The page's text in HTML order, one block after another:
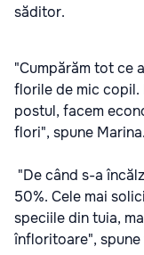
săditor.
"Cumpărăm tot ce
florile de mic copil.
postul, facem
flori", spune Marina.
"De când s-a
50%. Cele mai
speciile din tuia,
înfloritoare",